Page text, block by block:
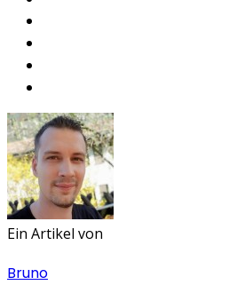
Ein Artikel von
Bruno